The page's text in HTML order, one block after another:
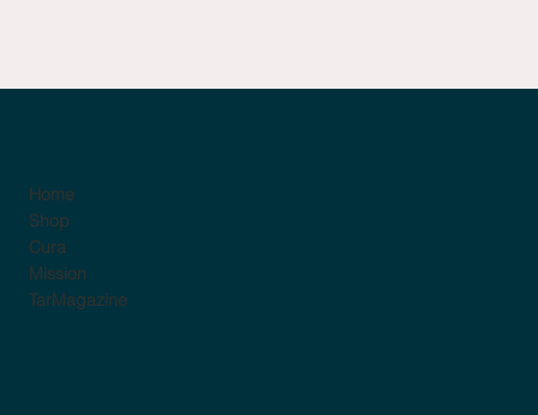
Home
Shop
Cura
Mission
TarMagazine